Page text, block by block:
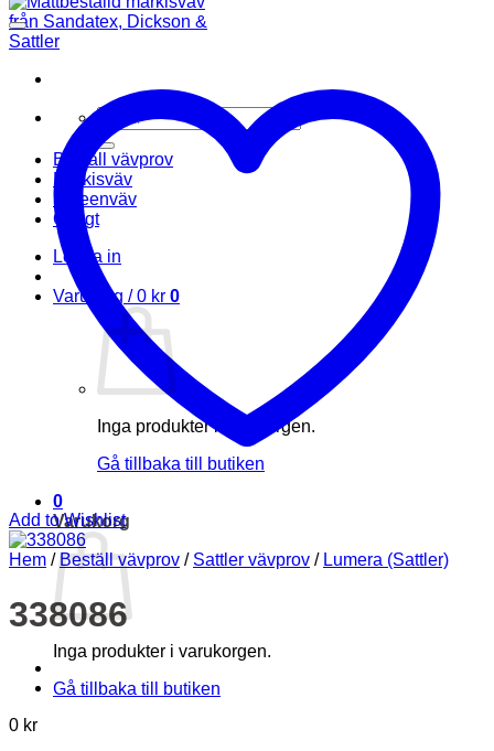
Sök
efter:
Beställ vävprov
Markisväv
Screenväv
Övrigt
Logga in
Varukorg /0 kr 0
Inga produkter i varukorgen.
Gå tillbaka till butiken
0
Varukorg
Inga produkter i varukorgen.
Gå tillbaka till butiken
Add to Wishlist
Hem / Beställ vävprov / Sattler vävprov / Lumera (Sattler)
338086
0 kr